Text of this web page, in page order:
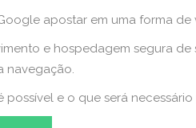
apostar em uma forma
e hospedagem segura
navegação.
e o que será necessário